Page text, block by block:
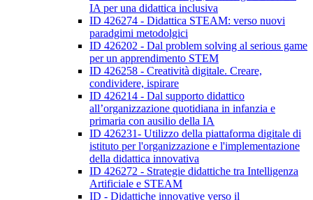
IA per una didattica inclusiva
ID 426274 - Didattica STEAM: verso nuovi
paradgimi metodolgici
ID 426202 - Dal problem solving al serious game
per un apprendimento STEM
ID 426258 - Creatività digitale. Creare,
condividere, ispirare
ID 426214 - Dal supporto didattico
all’organizzazione quotidiana in infanzia e
primaria con ausilio della IA
ID 426231- Utilizzo della piattaforma digitale di
istituto per l'organizzazione e l'implementazione
della didattica innovativa
ID 426272 - Strategie didattiche tra Intelligenza
Artificiale e STEAM
ID - Didattiche innovative verso il